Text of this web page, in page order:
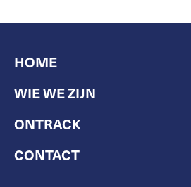
HOME
WIE WE ZIJN
ONTRACK
CONTACT